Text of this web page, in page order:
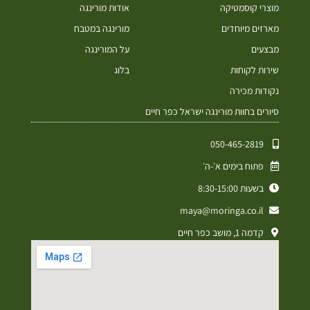
מוצרי קוסמטיקה
מארזים מיוחדים
מבצעים
שירות לקוחות
נקודות מכירה
סיורים בחוות מורינגה ישראל כפר חיים
אודות מורינגה
מורינגה במטבח
על המורינגה
בלוג
050-465-2819⁩
פתוח בימים א׳-ה׳
בשעות 8:30-15:00
maya@moringa.co.il
קדמה 1, מושב כפר חיים